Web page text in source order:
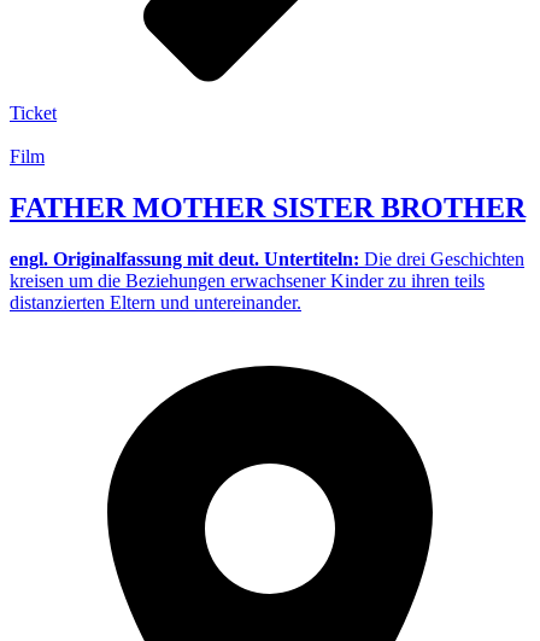
Ticket
Film
FATHER MOTHER SISTER BROTHER
engl. Originalfassung mit deut. Untertiteln: Die drei Geschichten
kreisen um die Beziehungen erwachsener Kinder zu ihren teils
distanzierten Eltern und untereinander.